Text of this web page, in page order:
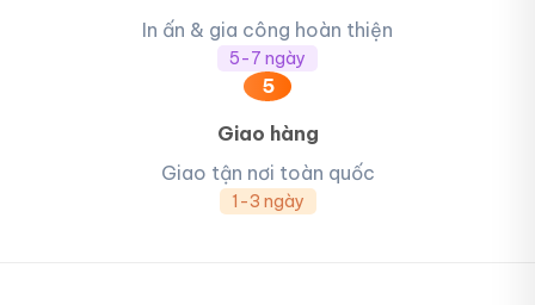
In ấn & gia công hoàn thiện
5-7 ngày
5
Giao hàng
Giao tận nơi toàn quốc
1-3 ngày